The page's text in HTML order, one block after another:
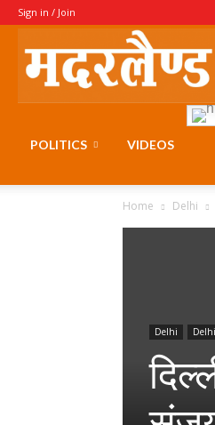
Sign in / Join
POLITICS VIDEOS
Home Delhi
Delhi